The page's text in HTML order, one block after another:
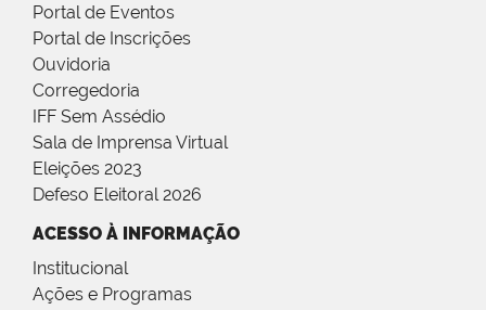
Portal de Eventos
Portal de Inscrições
Ouvidoria
Corregedoria
IFF Sem Assédio
Sala de Imprensa Virtual
Eleições 2023
Defeso Eleitoral 2026
ACESSO À INFORMAÇÃO
Institucional
Ações e Programas